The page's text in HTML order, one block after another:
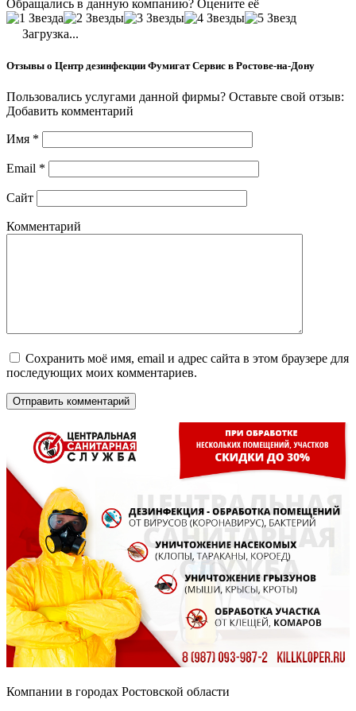
Обращались в данную компанию? Оцените её
Загрузка...
Отзывы о Центр дезинфекции Фумигат Сервис в Ростове-на-Дону
Пользовались услугами данной фирмы? Оставьте свой отзыв:
Добавить комментарий
Имя *
Email *
Сайт
Комментарий
Сохранить моё имя, email и адрес сайта в этом браузере для
последующих моих комментариев.
Компании в городах Ростовской области